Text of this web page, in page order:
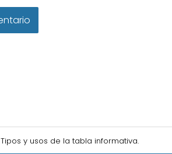
Tipos y usos de la tabla informativa.